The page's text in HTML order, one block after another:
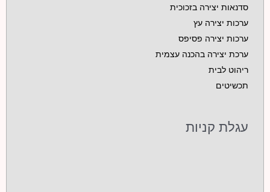
סדנאות יצירה בזכוכית
ערכות יצירה עץ
ערכות יצירה פסיפס
ערכת יצירה בהכנה עצמית
ריהוט לבית
תכשיטים
עגלת קניות